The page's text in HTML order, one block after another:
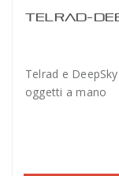
TELRAD-
Telrad e
oggetti a mano